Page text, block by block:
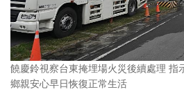
饒慶鈴視察台東掩埋場火災後續處理 指
鄉親安心早日恢復正常生活